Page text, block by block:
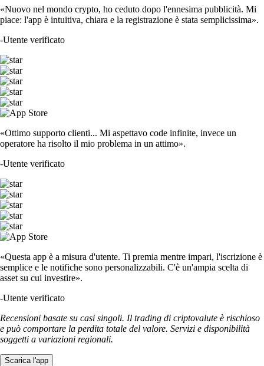
«Nuovo nel mondo crypto, ho ceduto dopo l'ennesima pubblicità. Mi
piace: l'app è intuitiva, chiara e la registrazione è stata semplicissima».
-Utente verificato
«Ottimo supporto clienti... Mi aspettavo code infinite, invece un
operatore ha risolto il mio problema in un attimo».
-Utente verificato
«Questa app è a misura d'utente. Ti premia mentre impari, l'iscrizione è
semplice e le notifiche sono personalizzabili. C'è un'ampia scelta di
asset su cui investire».
-Utente verificato
Recensioni basate su casi singoli. Il trading di criptovalute è rischioso
e può comportare la perdita totale del valore. Servizi e disponibilità
soggetti a variazioni regionali.
Scarica l'app